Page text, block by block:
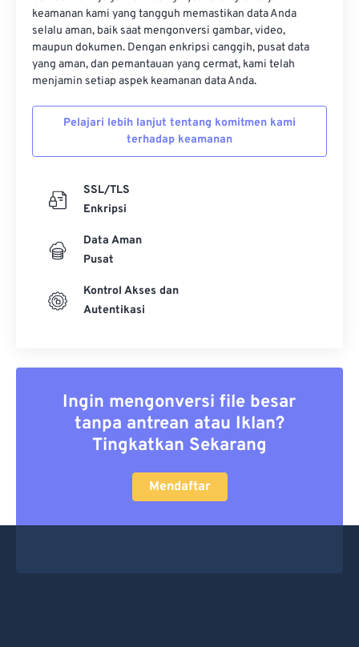
keamanan kami yang tangguh memastikan data Anda
selalu aman, baik saat mengonversi gambar, video,
maupun dokumen. Dengan enkripsi canggih, pusat data
yang aman, dan pemantauan yang cermat, kami telah
menjamin setiap aspek keamanan data Anda.
Pelajari lebih lanjut tentang komitmen kami
terhadap keamanan
SSL/TLS
Enkripsi
Data Aman
Pusat
Kontrol Akses dan
Autentikasi
Ingin mengonversi file besar
tanpa antrean atau Iklan?
Tingkatkan Sekarang
Mendaftar